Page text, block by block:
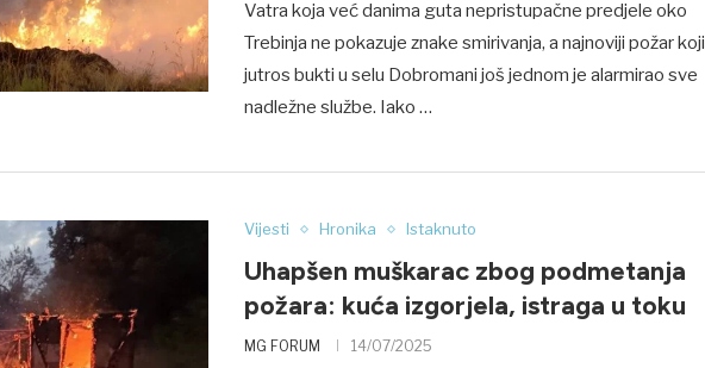
Vatra koja već danima guta nepristupačne predjele oko
Trebinja ne pokazuje znake smirivanja, a najnoviji požar koji
jutros bukti u selu Dobromani još jednom je alarmirao sve
nadležne službe. Iako …
Vijesti Hronika Istaknuto
Uhapšen muškarac zbog podmetanja
požara: kuća izgorjela, istraga u toku
MG FORUM 14/07/2025